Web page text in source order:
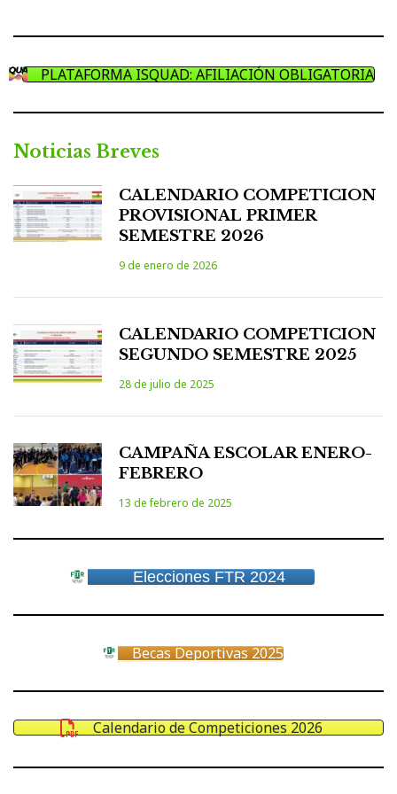
PLATAFORMA ISQUAD: AFILIACIÓN OBLIGATORIA
Noticias Breves
CALENDARIO COMPETICION
PROVISIONAL PRIMER
SEMESTRE 2026
9 de enero de 2026
CALENDARIO COMPETICION
SEGUNDO SEMESTRE 2025
28 de julio de 2025
CAMPAÑA ESCOLAR ENERO-
FEBRERO
13 de febrero de 2025
Elecciones FTR 2024
Becas Deportivas 2025
Calendario de Competiciones 2026